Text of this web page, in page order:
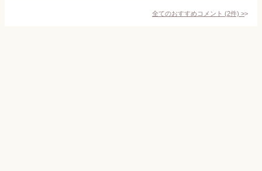
全てのおすすめコメント (2件) >